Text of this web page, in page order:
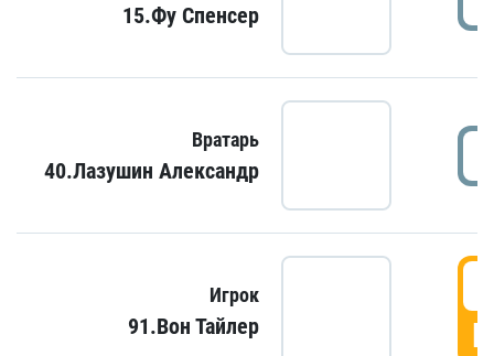
15.Фу Спенсер
Вратарь
40.Лазушин Александр
Игрок
91.Вон Тайлер